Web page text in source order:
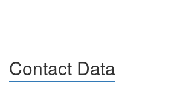
Contact Data